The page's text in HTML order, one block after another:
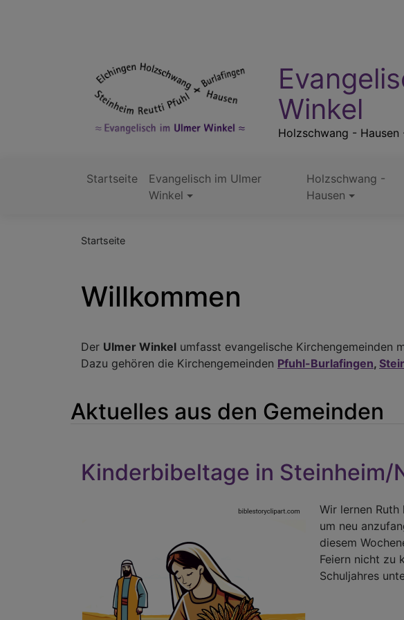
Winkel
Holzschwang -
Hauptnavigation
Startseite
Evangelisch im Ulmer
Winkel
Holzschwang -
Hausen
Startseite
Willkommen
Der Ulmer Winkel umfasst evangelische Kirchengemeinden
Dazu gehören die Kirchengemeinden Pfuhl-Burlafingen,
Aktuelles aus den Gemeinden
Kinderbibeltage in Steinheim/
Wir lernen
um neu
diesem
Feiern nicht zu
Schuljahres